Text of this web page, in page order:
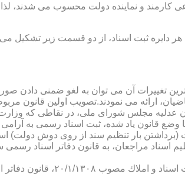
كارمند و نماینده دولت محسوب می شدند،
را پدیدار ساخت كه از عمده ترین تغییرات آن می توان به لغو
ارائه می نمودند.تصویب اولین قانون
رسمی، به سال ۱۳۰۷ باز می گردد. مطابق ماده ۱ قانون تشكیل دفاتر اسناد رسمی مصوب ۱۳/۱۱/۱۳۰۷ كمیسیون عدلیه
وضع قانون یاد شده، ثبت اسناد رسمی به
بار تنظیم سند از روی دوش دولت)
در آن زمان، هر دفتر اسناد رسمی مركب از یك نفر صاحب دفتر و لااقل یك نفر